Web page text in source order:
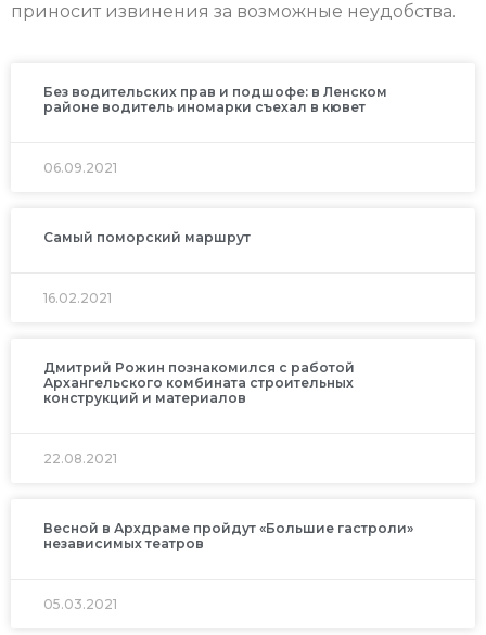
приносит извинения за возможные неудобства.
Без водительских прав и подшофе: в Ленском
районе водитель иномарки съехал в кювет
06.09.2021
Самый поморский маршрут
16.02.2021
Дмитрий Рожин познакомился с работой
Архангельского комбината строительных
конструкций и материалов
22.08.2021
Весной в Архдраме пройдут «Большие гастроли»
независимых театров
05.03.2021